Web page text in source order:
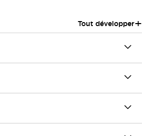
Tout développer+